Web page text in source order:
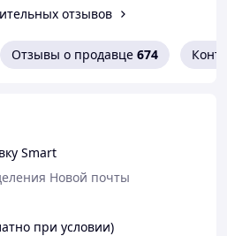
UZZI
и силиконовой
точно повторяют
не ощущаются во
отзывов
Отзывы о продавце 674
Smart
Новой почты
при условии)